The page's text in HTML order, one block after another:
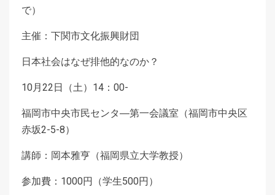
で）
主催：下関市文化振興財団
日本社会はなぜ排他的なのか？
10月22日（土）14：00-
福岡市中央市民センタ―第一会議室（福岡市中央区
赤坂2-5-8）
講師：岡本雅亨（福岡県立大学教授）
参加費：1000円（学生500円）